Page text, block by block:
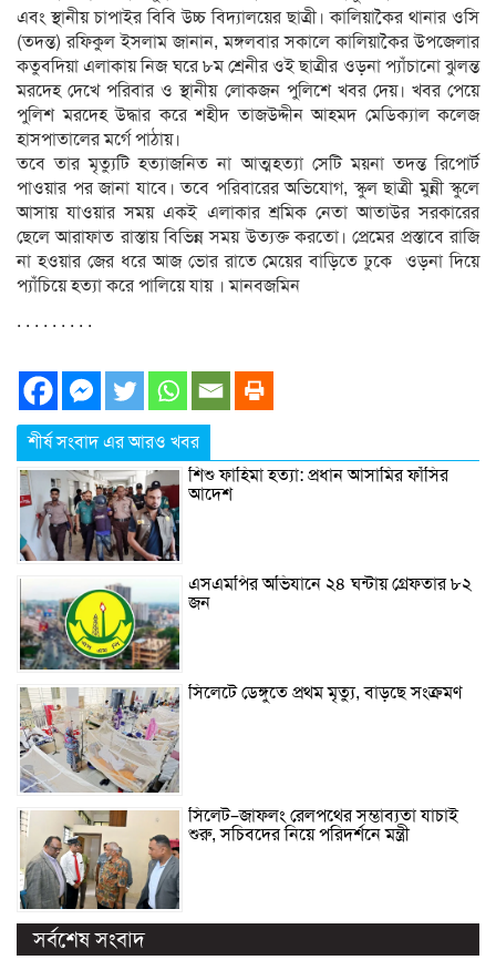
এবং স্থানীয় চাপাইর বিবি উচ্চ বিদ্যালয়ের ছাত্রী। কালিয়াকৈর থানার ওসি
(তদন্ত) রফিকুল ইসলাম জানান, মঙ্গলবার সকালে কালিয়াকৈর উপজেলার
কতুবদিয়া এলাকায় নিজ ঘরে ৮ম শ্রেনীর ওই ছাত্রীর ওড়না প্যাঁচানো ঝুলন্ত
মরদেহ দেখে পরিবার ও স্থানীয় লোকজন পুলিশে খবর দেয়। খবর পেয়ে
পুলিশ মরদেহ উদ্ধার করে শহীদ তাজউদ্দীন আহমদ মেডিক্যাল কলেজ
হাসপাতালের মর্গে পাঠায়।
তবে তার মৃত্যুটি হত্যাজনিত না আত্মহত্যা সেটি ময়না তদন্ত রিপোর্ট
পাওয়ার পর জানা যাবে। তবে পরিবারের অভিযোগ, স্কুল ছাত্রী মুন্নী স্কুলে
আসায় যাওয়ার সময় একই এলাকার শ্রমিক নেতা আতাউর সরকারের
ছেলে আরাফাত রাস্তায় বিভিন্ন সময় উত্যক্ত করতো। প্রেমের প্রস্তাবে রাজি
না হওয়ার জের ধরে আজ ভোর রাতে মেয়ের বাড়িতে ঢুকে ওড়না দিয়ে
প্যাঁচিয়ে হত্যা করে পালিয়ে যায় । মানবজমিন
. . . . . . . . .
শীর্ষ সংবাদ এর আরও খবর
শিশু ফাহিমা হত্যা: প্রধান আসামির ফাঁসির
আদেশ
এসএমপির অভিযানে ২৪ ঘন্টায় গ্রেফতার ৮২
জন
সিলেটে ডেঙ্গুতে প্রথম মৃত্যু, বাড়ছে সংক্রমণ
সিলেট–জাফলং রেলপথের সম্ভাব্যতা যাচাই
শুরু, সচিবদের নিয়ে পরিদর্শনে মন্ত্রী
সর্বশেষ সংবাদ